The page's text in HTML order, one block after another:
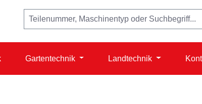
Gartentechnik Landtechnik